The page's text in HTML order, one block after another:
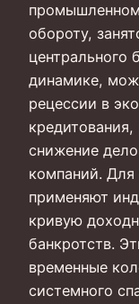
обороту,
центрального
динамике,
рецессии в
снижение
компаний. Для
применяют
кривую
банкротств.
временные
системного